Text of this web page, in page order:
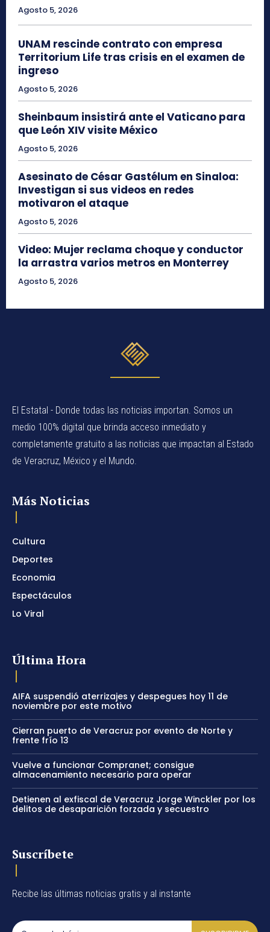
Agosto 5, 2026
UNAM rescinde contrato con empresa
Territorium Life tras crisis en el examen de
ingreso
Agosto 5, 2026
Sheinbaum insistirá ante el Vaticano para
que León XIV visite México
Agosto 5, 2026
Asesinato de César Gastélum en Sinaloa:
Investigan si sus videos en redes
motivaron el ataque
Agosto 5, 2026
Video: Mujer reclama choque y conductor
la arrastra varios metros en Monterrey
Agosto 5, 2026
El Estatal - Donde todas las noticias importan. Somos un
medio 100% digital que brinda acceso inmediato y
completamente gratuito a las noticias que impactan al Estado
de Veracruz, México y el Mundo.
Más Noticias
Cultura
Deportes
Economia
Espectáculos
Lo Viral
Última Hora
AIFA suspendió aterrizajes y despegues hoy 11 de
noviembre por este motivo
Cierran puerto de Veracruz por evento de Norte y
frente frío 13
Vuelve a funcionar Compranet; consigue
almacenamiento necesario para operar
Detienen al exfiscal de Veracruz Jorge Winckler por los
delitos de desaparición forzada y secuestro
Suscríbete
Recibe las últimas noticias gratis y al instante